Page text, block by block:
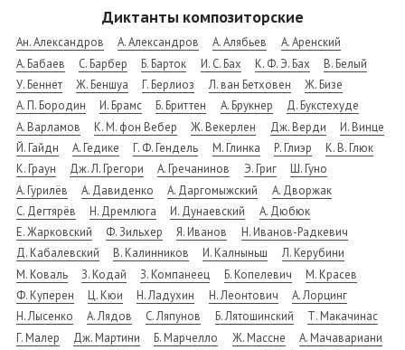
Диктанты композиторские
Ан. Александров А. Александров А. Алябьев
А. Аренский
А. Бабаев
С. Барбер Б. Барток И. С. Бах К. Ф. Э. Бах
В. Белый
У. Беннет
Ж. Беншуа Г. Берлиоз Л. ван Бетховен
Ж. Бизе
А. П. Бородин
И. Брамс Б. Бриттен А. Брукнер
Д. Букстехуде
А. Варламов
К. М. фон Вебер Ж. Векерлен Дж. Верди
И. Винце
Й. Гайдн
А. Гедике Г. Ф. Гендель М. Глинка Р. Глиэр
К. В. Глюк
К. Граун
Дж. Л. Грегори А. Гречанинов Э. Григ
Ш. Гуно
А. Гурилёв
А. Давиденко А. Даргомыжский
А. Дворжак
С. Дегтярёв
Н. Дремлюга И. Дунаевский
А. Дюбюк
Е. Жарковский
Ф. Зильхер Я. Иванов
Н. Иванов-Радкевич
Д. Кабалевский
В. Калинников И. Калныньш
Л. Керубини
М. Коваль
З. Кодай З. Компанеец Б. Копелевич
М. Красев
Ф. Куперен
Ц. Кюи Н. Ладухин Н. Леонтович
А. Лорцинг
Н. Лысенко
А. Лядов С. Ляпунов Б. Лятошинский
Т. Макачинас
Г. Малер
Дж. Мартини Б. Марчелло Ж. Массне
А. Мачавариани